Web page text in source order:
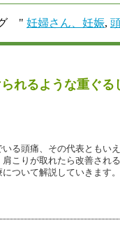
グ " 妊婦さん、妊娠,
れるような重ぐる
いる頭痛、その代表ともい
こりが取れたら改善され
ついて解説していきます